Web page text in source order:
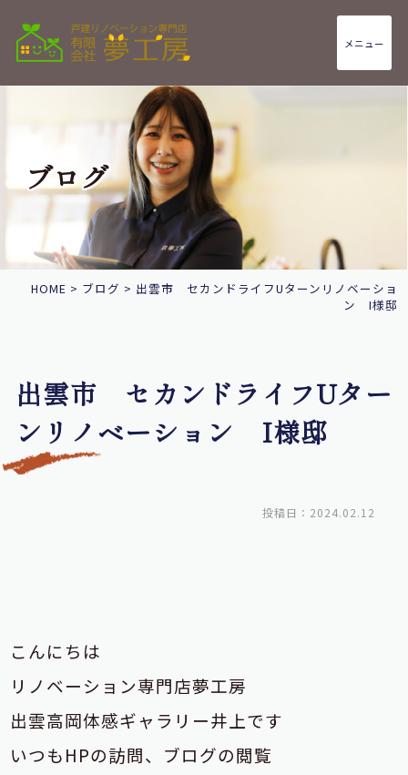
メニュー
ブログ
HOME > ブログ > 出雲市 セカンドライフUターンリノベーショ
ン I様邸
出雲市 セカンドライフUター
ンリノベーション I様邸
投稿日：2024.02.12
こんにちは
リノベーション専門店夢工房
出雲高岡体感ギャラリー井上です
いつもHPの訪問、ブログの閲覧